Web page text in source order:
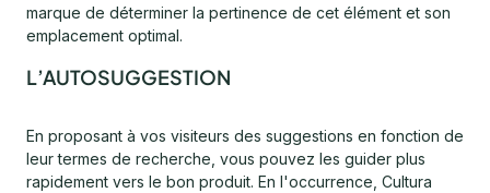
marque de déterminer la pertinence de cet élément et son
emplacement optimal.
L’AUTOSUGGESTION
En proposant à vos visiteurs des suggestions en fonction de
leur termes de recherche, vous pouvez les guider plus
rapidement vers le bon produit. En l'occurrence, Cultura